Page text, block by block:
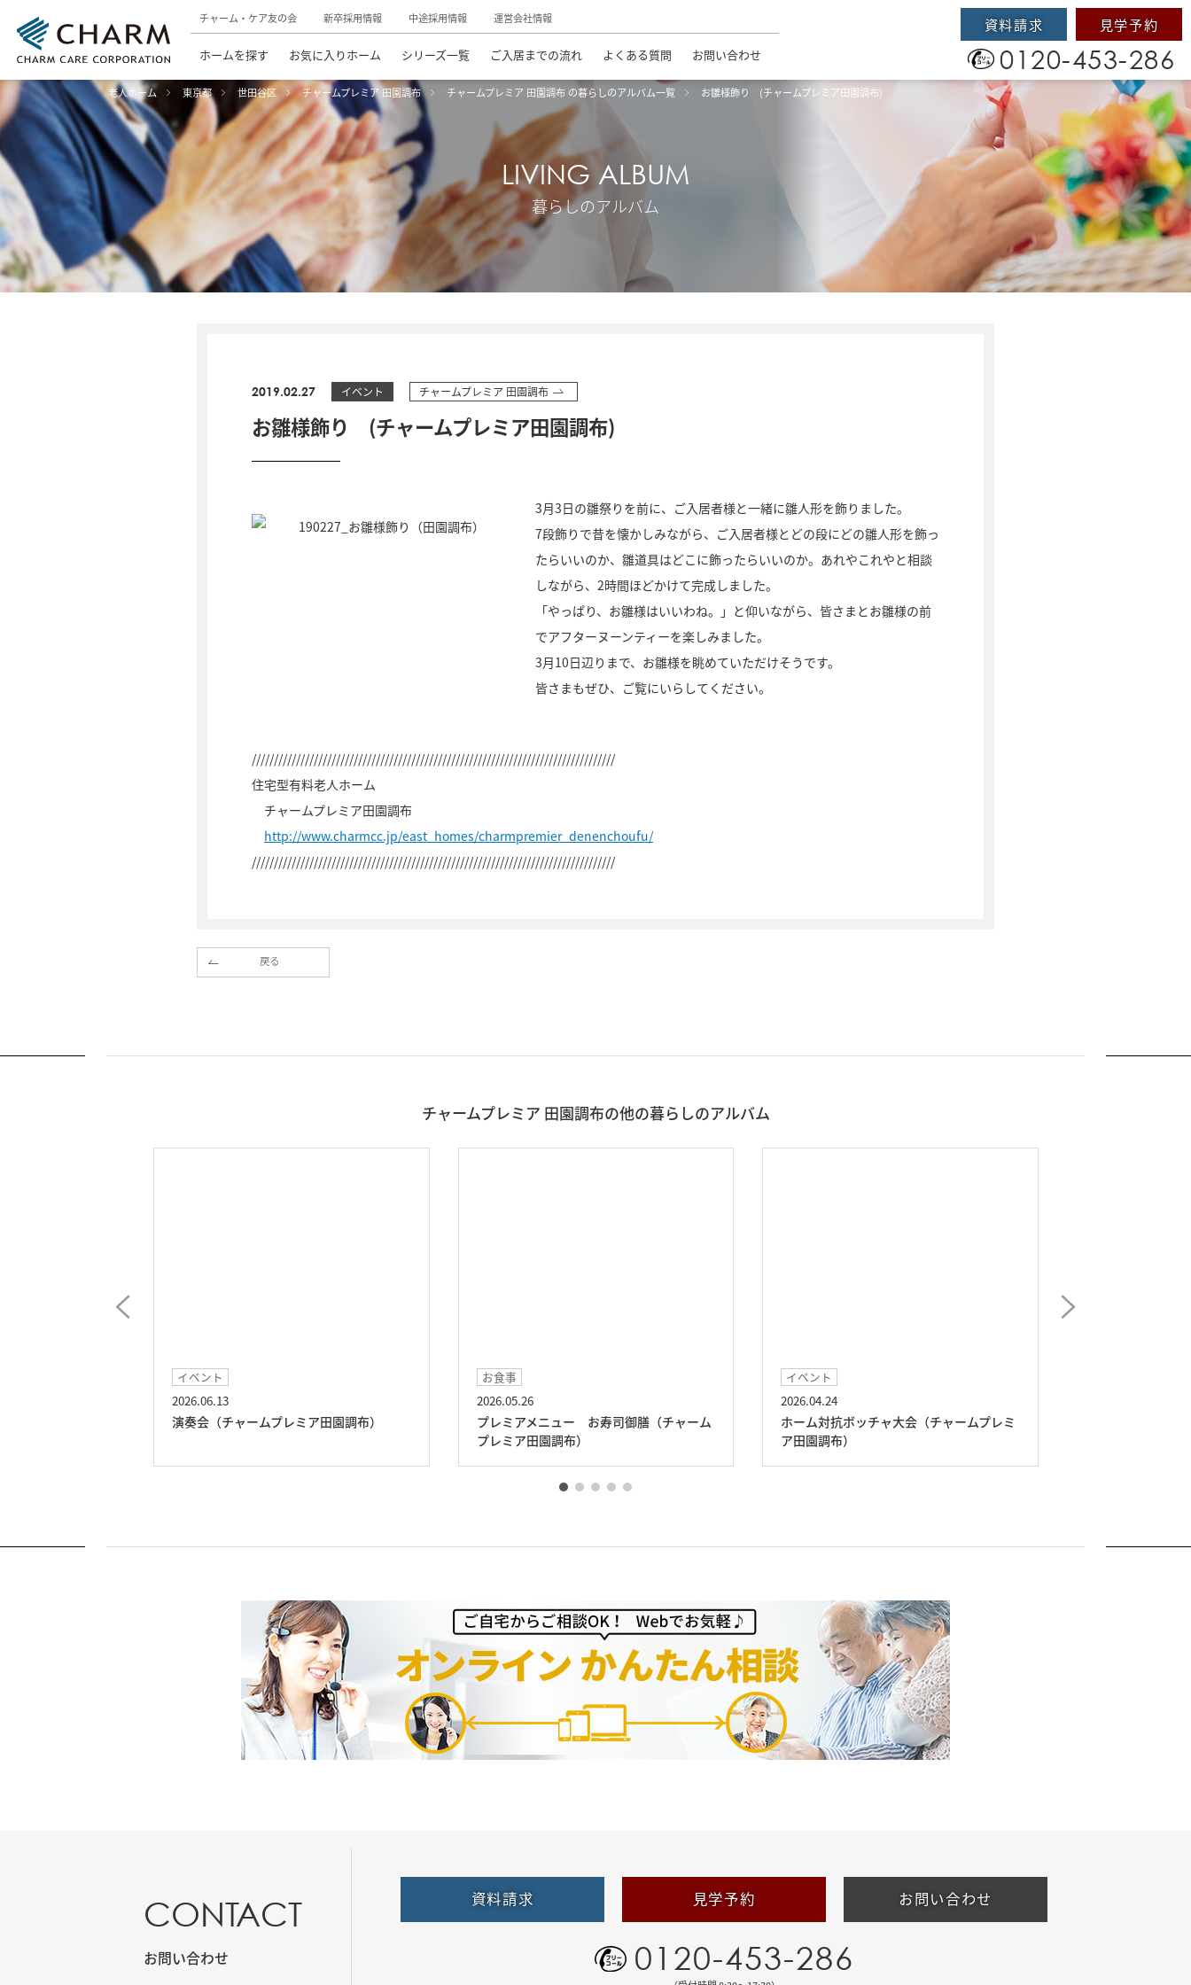
チャーム・ケア友の会 新卒採用情報 中途採用情報 運営会社情報
ホームを探す お気に入りホーム シリーズ一覧 ご入居までの流れ よくある質問 お問い合わせ
資料請求 見学予約
0120-453-286
老人ホーム 東京都 世田谷区 チャームプレミア 田園調布 チャームプレミア 田園調布 の暮らしのアルバム一覧 お雛様飾り (チャームプレミア田園調布)
LIVING ALBUM
暮らしのアルバム
2019.02.27 イベント チャームプレミア 田園調布
お雛様飾り (チャームプレミア田園調布)
3月3日の雛祭りを前に、ご入居者様と一緒に雛人形を飾りました。
7段飾りで昔を懐かしみながら、ご入居者様とどの段にどの雛人形を飾っ
たらいいのか、雛道具はどこに飾ったらいいのか。あれやこれやと相談
しながら、2時間ほどかけて完成しました。
「やっぱり、お雛様はいいわね。」と仰いながら、皆さまとお雛様の前
でアフターヌーンティーを楽しみました。
3月10日辺りまで、お雛様を眺めていただけそうです。
皆さまもぜひ、ご覧にいらしてください。
//////////////////////////////////////////////////////////////////////////////////
住宅型有料老人ホーム
チャームプレミア田園調布
http://www.charmcc.jp/east_homes/charmpremier_denenchoufu/
//////////////////////////////////////////////////////////////////////////////////
戻る
チャームプレミア 田園調布の他の暮らしのアルバム
お食事
2026.05.26
プレミアメニュー お寿司御膳（チャーム
イベント
2026.04.24
ホーム対抗ボッチャ大会（チャームプレミ
ア田園調布）
日常レクリエ―ション
2026.03.10
ハンドメイドサロン（チャームプレミア田
園調布）
CONTACT
お問い合わせ
資料請求 見学予約 お問い合わせ
0120-453-286